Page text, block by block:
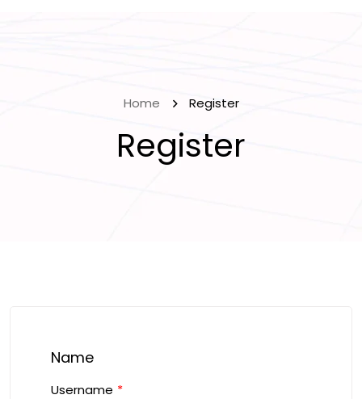
Home Register
Register
Name
Username *